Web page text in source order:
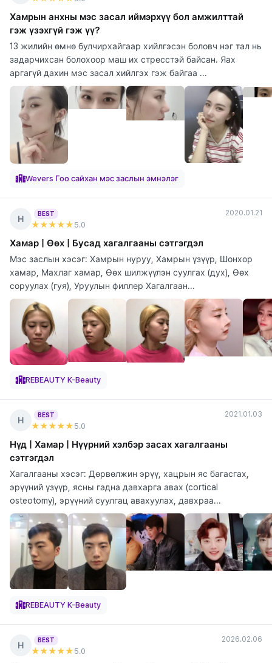
Хамрын анхны мэс засал иймэрхүү бол амжилттай
гэж үзэхгүй гэж үү?
13 жилийн өмнө булчирхайгаар хийлгэсэн боловч нэг тал нь
задарчихсан болохоор маш их стресстэй байсан. Яах
аргагүй дахин мэс засал хийлгэх гэж байгаа ...
Wevers Гоо сайхан мэс заслын эмнэлэг
Н
BEST
★★★★★ 5.0
2020.01.21
Хамар | Өөх | Бусад хагалгааны сэтгэгдэл
Мэс заслын хэсэг: Хамрын нуруу, Хамрын үзүүр, Шонхор
хамар, Махлаг хамар, Өөх шилжүүлэн суулгах (дух), Өөх
соруулах (гуя), Уруулын филлер Хагалгаан...
REBEAUTY K-Beauty
Н
BEST
★★★★★ 5.0
2021.01.03
Нүд | Хамар | Нүүрний хэлбэр засах хагалгааны
сэтгэгдэл
Хагалгааны хэсэг: Дөрвөлжин эрүү, хацрын яс багасгах,
эрүүний үзүүр, ясны гадна давхарга авах (cortical
osteotomy), эрүүний суулгац авахуулах, давхраа...
REBEAUTY K-Beauty
Н
BEST
★★★★★ 5.0
2026.02.06